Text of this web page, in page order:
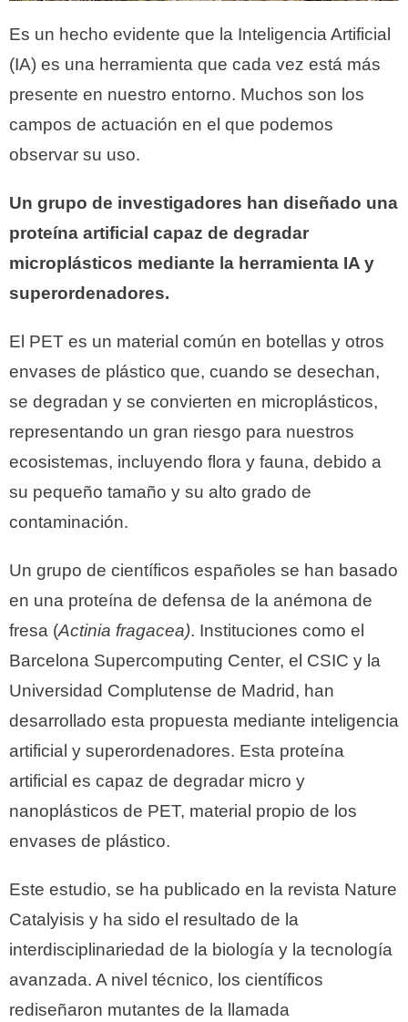
Es un hecho evidente que la Inteligencia Artificial
(IA) es una herramienta que cada vez está más
presente en nuestro entorno. Muchos son los
campos de actuación en el que podemos
observar su uso.
Un grupo de investigadores han diseñado una
proteína artificial capaz de degradar
microplásticos mediante la herramienta IA y
superordenadores.
El PET es un material común en botellas y otros
envases de plástico que, cuando se desechan,
se degradan y se convierten en microplásticos,
representando un gran riesgo para nuestros
ecosistemas, incluyendo flora y fauna, debido a
su pequeño tamaño y su alto grado de
contaminación.
Un grupo de científicos españoles se han basado
en una proteína de defensa de la anémona de
fresa (Actinia fragacea). Instituciones como el
Barcelona Supercomputing Center, el CSIC y la
Universidad Complutense de Madrid, han
desarrollado esta propuesta mediante inteligencia
artificial y superordenadores. Esta proteína
artificial es capaz de degradar micro y
nanoplásticos de PET, material propio de los
envases de plástico.
Este estudio, se ha publicado en la revista Nature
Catalyisis y ha sido el resultado de la
interdisciplinariedad de la biología y la tecnología
avanzada. A nivel técnico, los científicos
rediseñaron mutantes de la llamada